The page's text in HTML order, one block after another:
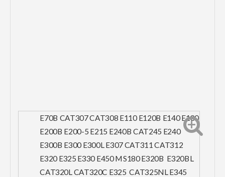
E70B CAT307 CAT308 E110 E120B E140 E180
E200B E200-5 E215 E240B CAT245 E240
E300B E300 E300L E307 CAT311 CAT312
E320 E325 E330 E450 MS180 E320B E320BL
CAT320L CAT320C E325 CAT325NL E345